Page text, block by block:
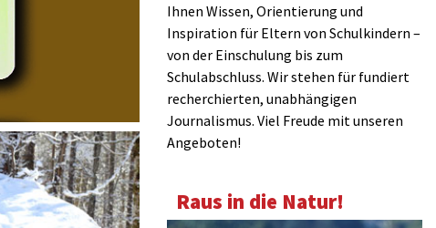
Ihnen Wissen, Orientierung und
Inspiration für Eltern von Schulkindern –
von der Einschulung bis zum
Schulabschluss. Wir stehen für fundiert
recherchierten, unabhängigen
Journalismus. Viel Freude mit unseren
Angeboten!
Raus in die Natur!